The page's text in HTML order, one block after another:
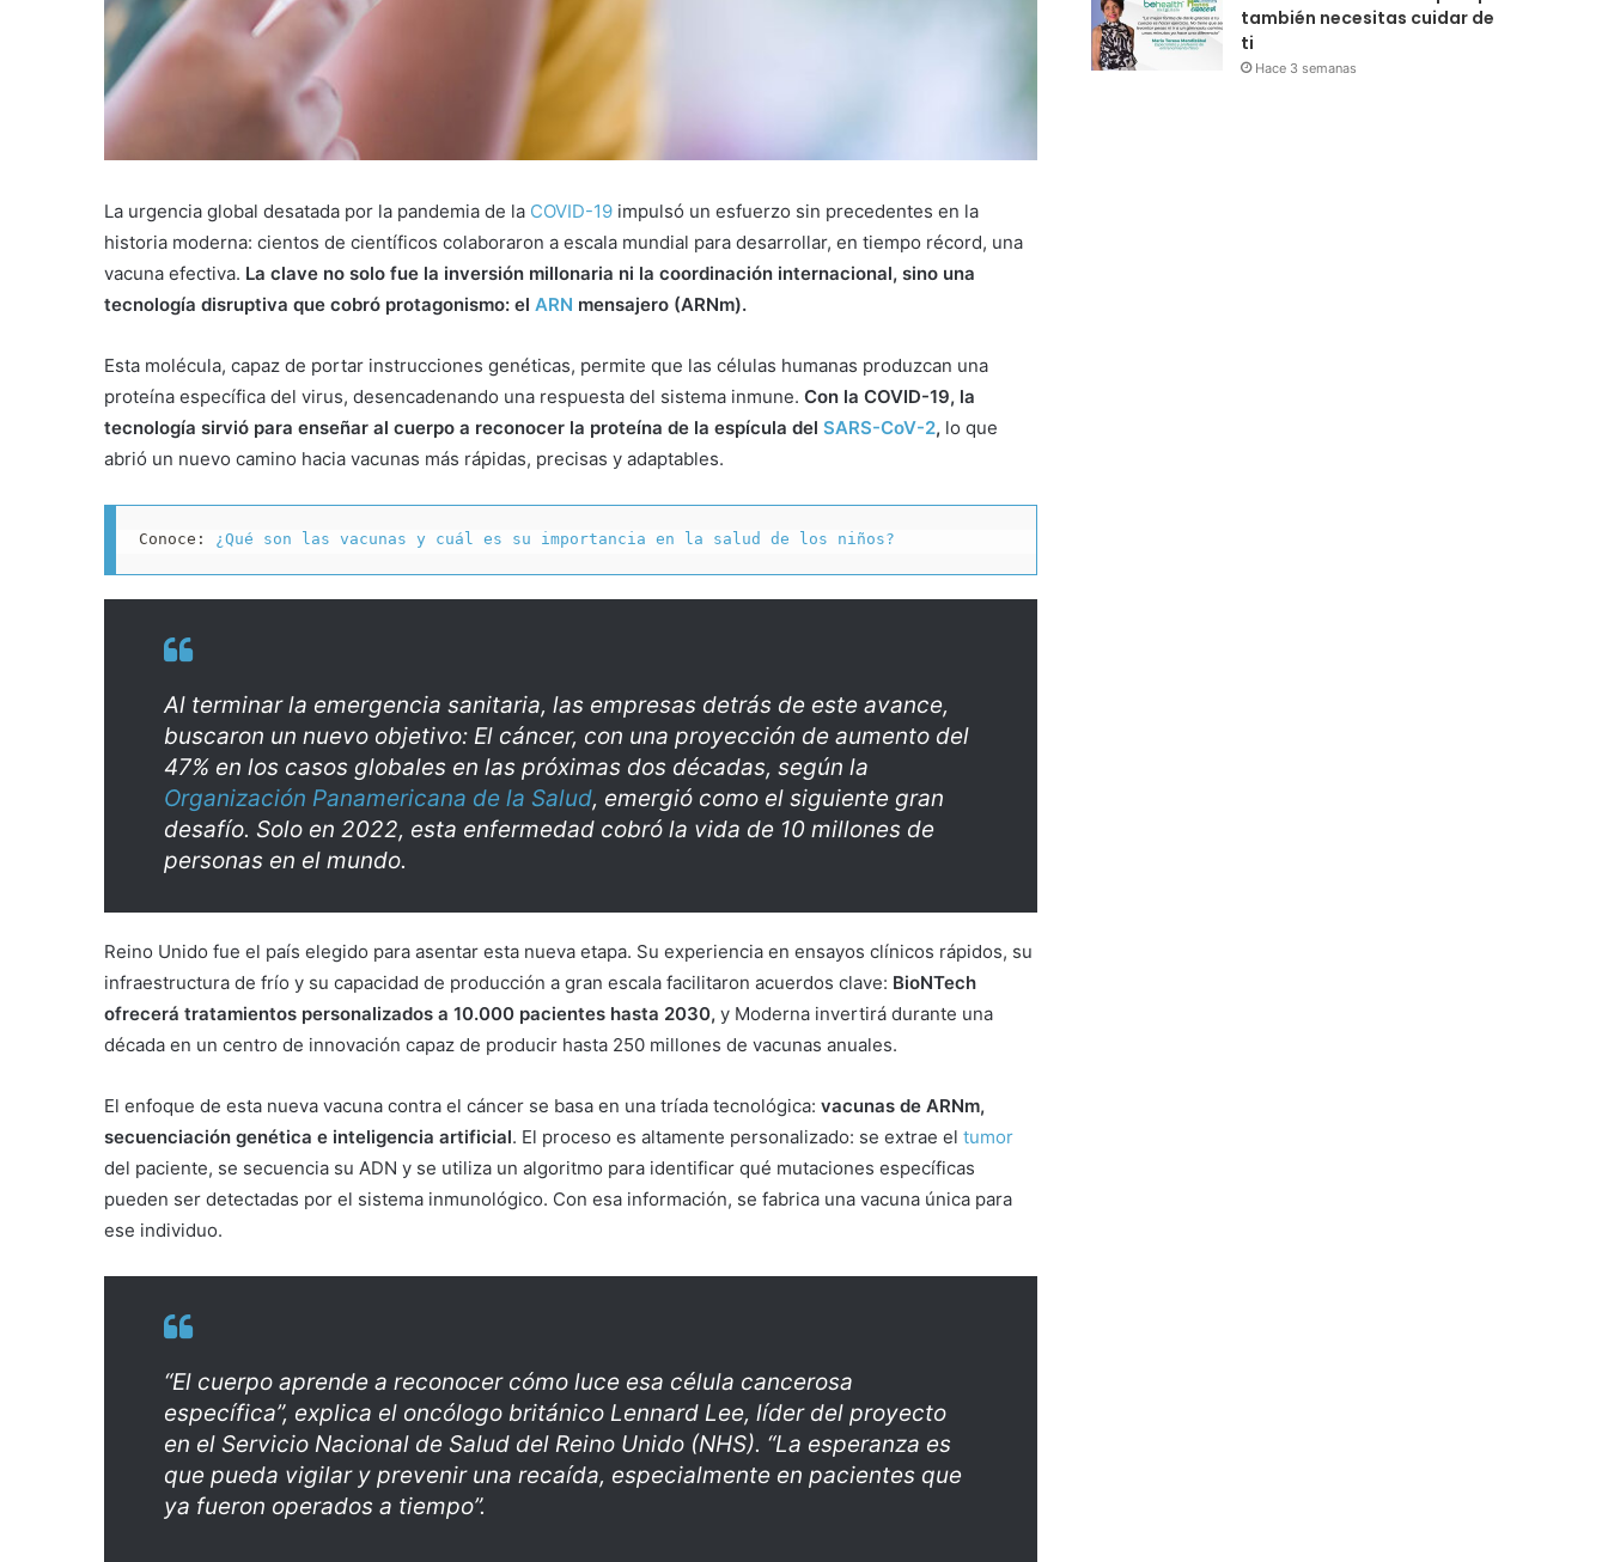
La urgencia global desatada por la pandemia de la COVID-19 impulsó un esfuerzo sin precedentes en la
historia moderna: cientos de científicos colaboraron a escala mundial para desarrollar, en tiempo récord, una
vacuna efectiva. La clave no solo fue la inversión millonaria ni la coordinación internacional, sino una
tecnología disruptiva que cobró protagonismo: el ARN mensajero (ARNm).
Esta molécula, capaz de portar instrucciones genéticas, permite que las células humanas produzcan una
proteína específica del virus, desencadenando una respuesta del sistema inmune. Con la COVID-19, la
tecnología sirvió para enseñar al cuerpo a reconocer la proteína de la espícula del SARS-CoV-2, lo que
abrió un nuevo camino hacia vacunas más rápidas, precisas y adaptables.
Conoce: ¿Qué son las vacunas y cuál es su importancia en la salud de los niños?
Al terminar la emergencia sanitaria, las empresas detrás de este avance,
buscaron un nuevo objetivo: El cáncer, con una proyección de aumento del
47% en los casos globales en las próximas dos décadas, según la
Organización Panamericana de la Salud, emergió como el siguiente gran
desafío. Solo en 2022, esta enfermedad cobró la vida de 10 millones de
personas en el mundo.
Reino Unido fue el país elegido para asentar esta nueva etapa. Su experiencia en ensayos clínicos rápidos, su
infraestructura de frío y su capacidad de producción a gran escala facilitaron acuerdos clave: BioNTech
ofrecerá tratamientos personalizados a 10.000 pacientes hasta 2030, y Moderna invertirá durante una
década en un centro de innovación capaz de producir hasta 250 millones de vacunas anuales.
El enfoque de esta nueva vacuna contra el cáncer se basa en una tríada tecnológica: vacunas de ARNm,
secuenciación genética e inteligencia artificial. El proceso es altamente personalizado: se extrae el tumor
del paciente, se secuencia su ADN y se utiliza un algoritmo para identificar qué mutaciones específicas
pueden ser detectadas por el sistema inmunológico. Con esa información, se fabrica una vacuna única para
ese individuo.
“El cuerpo aprende a reconocer cómo luce esa célula cancerosa
específica”, explica el oncólogo británico Lennard Lee, líder del proyecto
en el Servicio Nacional de Salud del Reino Unido (NHS). “La esperanza es
que pueda vigilar y prevenir una recaída, especialmente en pacientes que
ya fueron operados a tiempo”.
también necesitas cuidar de
ti
Hace 3 semanas